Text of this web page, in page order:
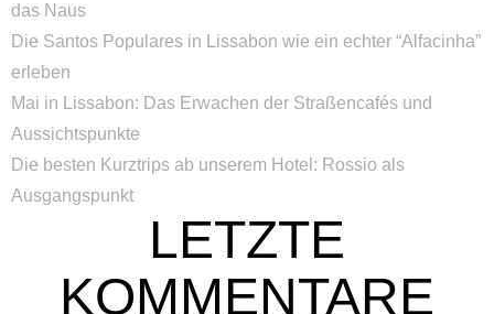
das Naus
Die Santos Populares in Lissabon wie ein echter “Alfacinha”
erleben
Mai in Lissabon: Das Erwachen der Straßencafés und
Aussichtspunkte
Die besten Kurztrips ab unserem Hotel: Rossio als
Ausgangspunkt
LETZTE
KOMMENTARE